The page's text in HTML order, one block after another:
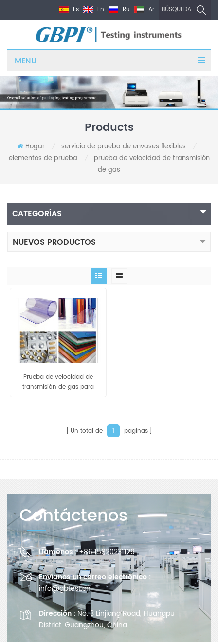
BÚSQUEDA
Es En Ru Ar
MENU
Products
Hogar servicio de prueba de envases flexibles
elementos de prueba
prueba de velocidad de transmisión
de gas
CATEGORÍAS
NUEVOS PRODUCTOS
Prueba de velocidad de
transmisión de gas para
Un total de 1 paginas
Contáctenos
Llámenos :+86 15820231129
Envíanos un correo electrónico :
info@gbtest.cn
Dirección : No. 3 Linjiang Road, Huangpu
District, Guangzhou, China